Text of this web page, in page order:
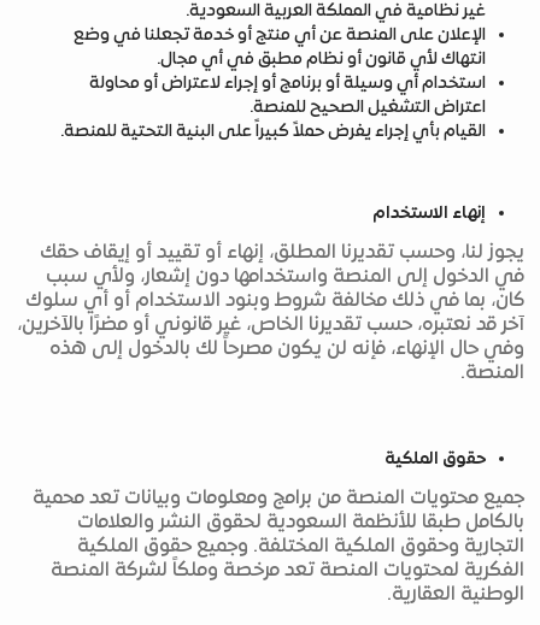
غير نظامية في المملكة العربية السعودية.
الإعلان على المنصة عن أي منتج أو خدمة تجعلنا في وضع
انتهاك لأي قانون أو نظام مطبق في أي مجال.
استخدام أي وسيلة أو برنامج أو إجراء لاعتراض أو محاولة
اعتراض التشغيل الصحيح للمنصة.
القيام بأي إجراء يفرض حملاً كبيراً على البنية التحتية للمنصة.
إنهاء الاستخدام
يجوز لنا، وحسب تقديرنا المطلق، إنهاء أو تقييد أو إيقاف حقك
في الدخول إلى المنصة واستخدامها دون إشعار، ولأي سبب
كان، بما في ذلك مخالفة شروط وبنود الاستخدام أو أي سلوك
آخر قد نعتبره، حسب تقديرنا الخاص، غير قانوني أو مضرًا بالآخرين،
وفي حال الإنهاء، فإنه لن يكون مصرحاً لك بالدخول إلى هذه
المنصة.
حقوق الملكية
جميع محتويات المنصة من برامج ومعلومات وبيانات تعد محمية
بالكامل طبقا للأنظمة السعودية لحقوق النشر والعلامات
التجارية وحقوق الملكية المختلفة. وجميع حقوق الملكية
الفكرية لمحتويات المنصة تعد مرخصة وملكاً لشركة المنصة
الوطنية العقارية.